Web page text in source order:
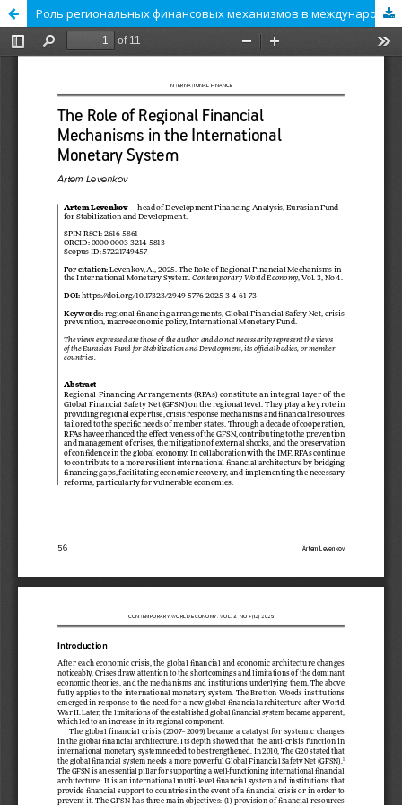
Роль региональных финансовых механизмов в международной финансовой системе